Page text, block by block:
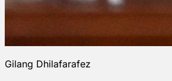
Gilang Dhilafarafez